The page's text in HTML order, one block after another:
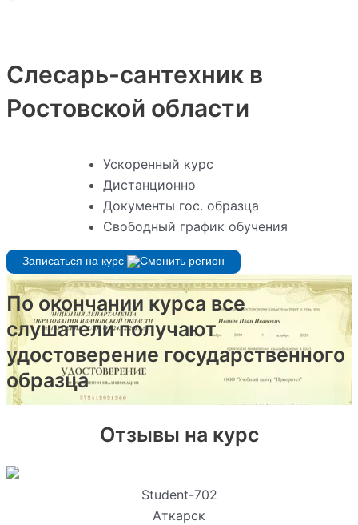
Слесарь-сантехник в
Ростовской области
Ускоренный курс
Дистанционно
Документы гос. образца
Свободный график обучения
Записаться на курс
По окончании курса все
слушатели получают
удостоверение государственного
образца
Отзывы на курс
Student-702
Аткарск